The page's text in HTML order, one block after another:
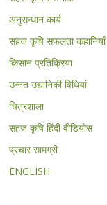
अनुसन्धान कार्य
सहज कृषि सफलता कहानियाँ
किसान प्रतिक्रिया
उन्नत उद्यानिकी विधियां
चित्रशाला
सहज कृषि हिंदी वीडियोस
प्रचार सामग्री
ENGLISH